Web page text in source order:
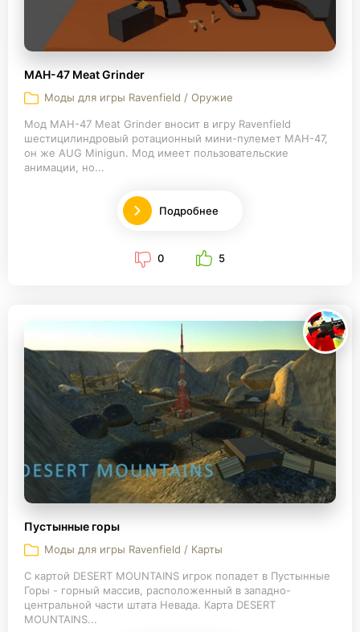
MAH-47 Meat Grinder
Моды для игры Ravenfield / Оружие
Мод MAH-47 Meat Grinder вносит в игру Ravenfield
шестицилиндровый ротационный мини-пулемет MAH-47,
он же AUG Minigun. Мод имеет пользовательские
анимации, но...
Подробнее
0 5
Пустынные горы
Моды для игры Ravenfield / Карты
С картой DESERT MOUNTAINS игрок попадет в Пустынные
Горы - горный массив, расположенный в западно-
центральной части штата Невада. Карта DESERT
MOUNTAINS...